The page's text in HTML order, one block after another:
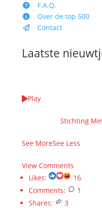
F.A.Q.
Over de top 500
Contact
Laatste
Play
Stichting
See MoreSee Less
View Comments
Likes:
16
Comments:
1
Shares:
3